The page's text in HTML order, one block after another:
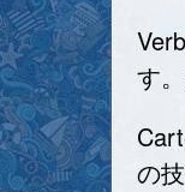
す
の